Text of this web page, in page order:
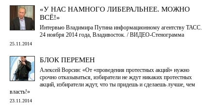
«У НАС НАМНОГО ЛИБЕРАЛЬНЕЕ. МОЖНО
ВСЁ!»
Интервью Владимира Путина информационному агентству ТАСС.
24 ноября 2014 года, Владивосток. / ВИДЕО-Стенограмма
25.11.2014
БЛОК ПЕРЕМЕН
Алексей Ворсин: «От «проведения протестных акций» нужно
срочно отказываться, избиратели не ждут никаких протестных
акций, избиратели ждут, что ты придешь и сделаешь лучше, чем
власть!»
23.11.2014